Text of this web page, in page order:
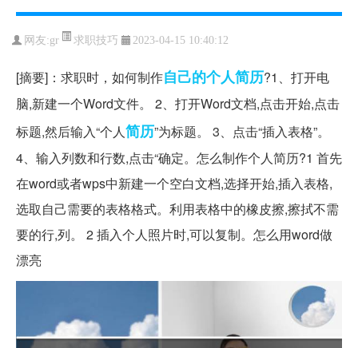
网友:gr 求职技巧 2023-04-15 10:40:12
[摘要]：求职时，如何制作自己的个人简历?1、打开电
脑,新建一个Word文件。 2、打开Word文档,点击开始,点击
标题,然后输入“个人简历”为标题。 3、点击“插入表格”。
4、输入列数和行数,点击“确定。怎么制作个人简历?1 首先
在word或者wps中新建一个空白文档,选择开始,插入表格,
选取自己需要的表格格式。利用表格中的橡皮擦,擦拭不需
要的行,列。 2 插入个人照片时,可以复制。怎么用word做
漂亮